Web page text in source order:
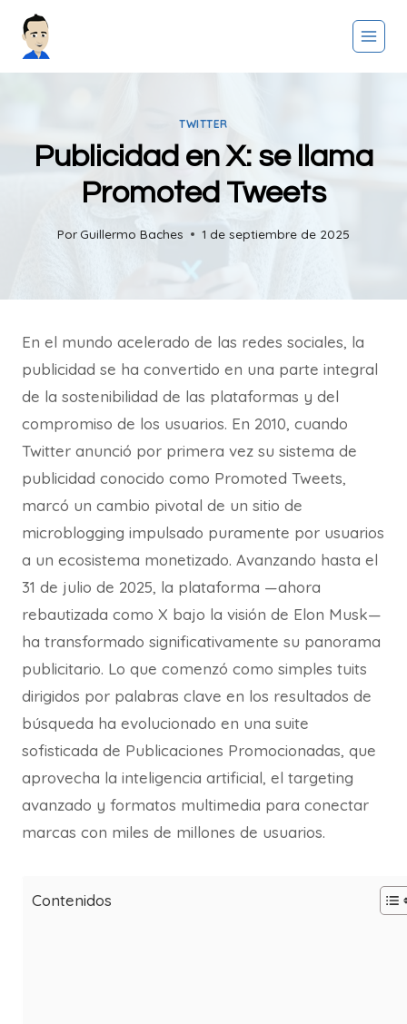
Saltar
TWITTER
Publicidad en X: se llama
Promoted Tweets
PorGuillermo Baches 1 de septiembre de 2025
En el mundo acelerado de las redes sociales, la
publicidad se ha convertido en una parte integral
de la sostenibilidad de las plataformas y del
compromiso de los usuarios. En 2010, cuando
Twitter anunció por primera vez su sistema de
publicidad conocido como Promoted Tweets,
marcó un cambio pivotal de un sitio de
microblogging impulsado puramente por usuarios
a un ecosistema monetizado. Avanzando hasta el
31 de julio de 2025, la plataforma —ahora
rebautizada como X bajo la visión de Elon Musk—
ha transformado significativamente su panorama
publicitario. Lo que comenzó como simples tuits
dirigidos por palabras clave en los resultados de
búsqueda ha evolucionado en una suite
sofisticada de Publicaciones Promocionadas, que
aprovecha la inteligencia artificial, el targeting
avanzado y formatos multimedia para conectar
marcas con miles de millones de usuarios.
Contenidos